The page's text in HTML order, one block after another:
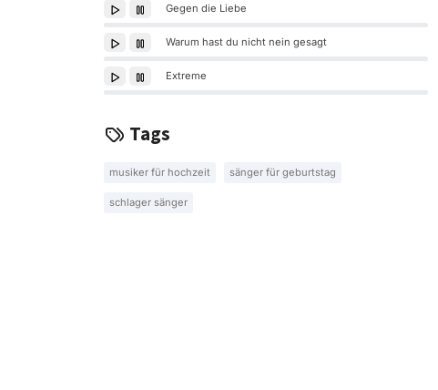
Gegen die Liebe
Warum hast du nicht nein gesagt
Extreme
Tags
musiker für hochzeit sänger für geburtstag
schlager sänger